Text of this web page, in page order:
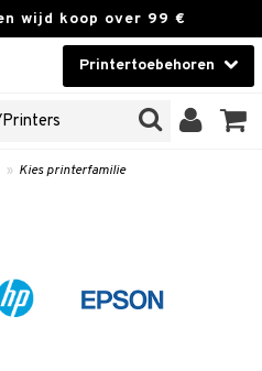
wijd koop over 99 €
Printertoebehoren
» Kies printerfamilie